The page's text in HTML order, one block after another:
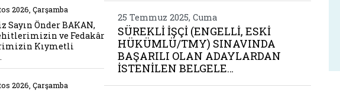
valimiz sayin onder bakan aziz sehitlerimizin ve fedakâr
2026, Çarşamba
Sayın Önder BAKAN,
ve Fedakâr
Kıymetli
bakanligimiz hizmet modellerinden yararlanan ailemize
2026, Çarşamba
25 Temmuz 2025, Cuma
SÜREKLİ İŞÇİ (ENGELLİ, ESKİ
HÜKÜMLÜ/TMY) SINAVINDA
BAŞARILI OLAN ADAYLARDAN
İSTENİLEN BELGELE…